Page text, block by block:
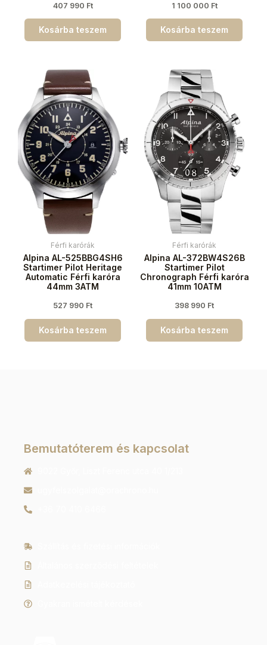
407 990 Ft
Kosárba teszem
1 100 000 Ft
Kosárba teszem
Férfi karórák
Alpina AL-525BBG4SH6
Startimer Pilot Heritage
Automatic Férfi karóra
44mm 3ATM
527 990 Ft
Kosárba teszem
Férfi karórák
Alpina AL-372BW4S26B
Startimer Pilot
Chronograph Férfi karóra
41mm 10ATM
398 990 Ft
Kosárba teszem
Bemutatóterem és kapcsolat